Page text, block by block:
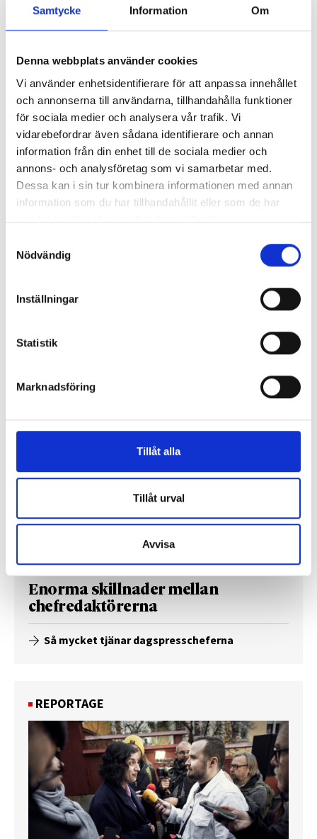
Samtycke Information Om
Denna webbplats använder cookies
Vi använder enhetsidentifierare för att anpassa innehållet
och annonserna till användarna, tillhandahålla funktioner
för sociala medier och analysera vår trafik. Vi
vidarebefordrar även sådana identifierare och annan
information från din enhet till de sociala medier och
annons- och analysföretag som vi samarbetar med.
Dessa kan i sin tur kombinera informationen med annan
information som du har tillhandahållit eller som de har
samlat in när du har använt deras tjänster.
Nödvändig
Inställningar
Statistik
Marknadsföring
Tillåt alla
Tillåt urval
Avvisa
Lönerna – redaktion för redaktion
Så mycket tjänar vi – och våra chefer
Så mycket tjänar mediecheferna
Enorma skillnader mellan
chefredaktörerna
Så mycket tjänar dagspresscheferna
REPORTAGE